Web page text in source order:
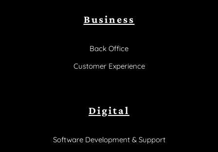
Business
Back Office
Customer Experience
Digital
Software Development & Support